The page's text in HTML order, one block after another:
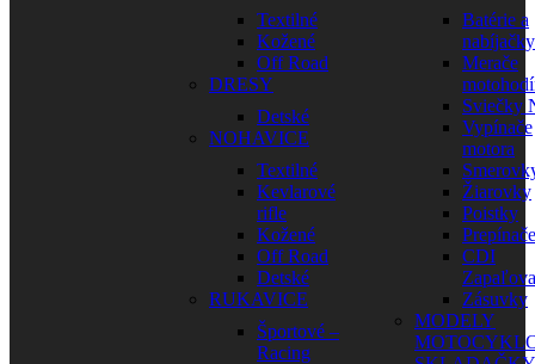
Textilné
Kožené
Off Road
DRESY
Detské
NOHAVICE
Textilné
Kevlarové
rifle
Kožené
Off Road
Detské
RUKAVICE
Športové –
Racing
Batérie a
nabíjačky
Merače
Sviečky
Vypínače
motora
Žiarovky
Poistky
Prepínače
CDI
Zásuvky
MODELY